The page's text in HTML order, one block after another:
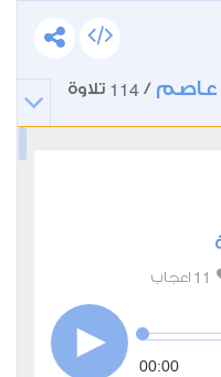
عاصم /
114 تلاوة
11 اعجاب
00:00